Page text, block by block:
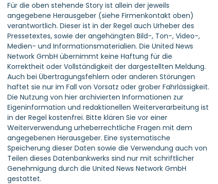
Für die oben stehende Story ist allein der jeweils
angegebene Herausgeber (siehe Firmenkontakt oben)
verantwortlich. Dieser ist in der Regel auch Urheber des
Pressetextes, sowie der angehängten Bild-, Ton-, Video-,
Medien- und Informationsmaterialien. Die United News
Network GmbH übernimmt keine Haftung für die
Korrektheit oder Vollständigkeit der dargestellten Meldung.
Auch bei Übertragungsfehlern oder anderen Störungen
haftet sie nur im Fall von Vorsatz oder grober Fahrlässigkeit.
Die Nutzung von hier archivierten Informationen zur
Eigeninformation und redaktionellen Weiterverarbeitung ist
in der Regel kostenfrei. Bitte klären Sie vor einer
Weiterverwendung urheberrechtliche Fragen mit dem
angegebenen Herausgeber. Eine systematische
Speicherung dieser Daten sowie die Verwendung auch von
Teilen dieses Datenbankwerks sind nur mit schriftlicher
Genehmigung durch die United News Network GmbH
gestattet.